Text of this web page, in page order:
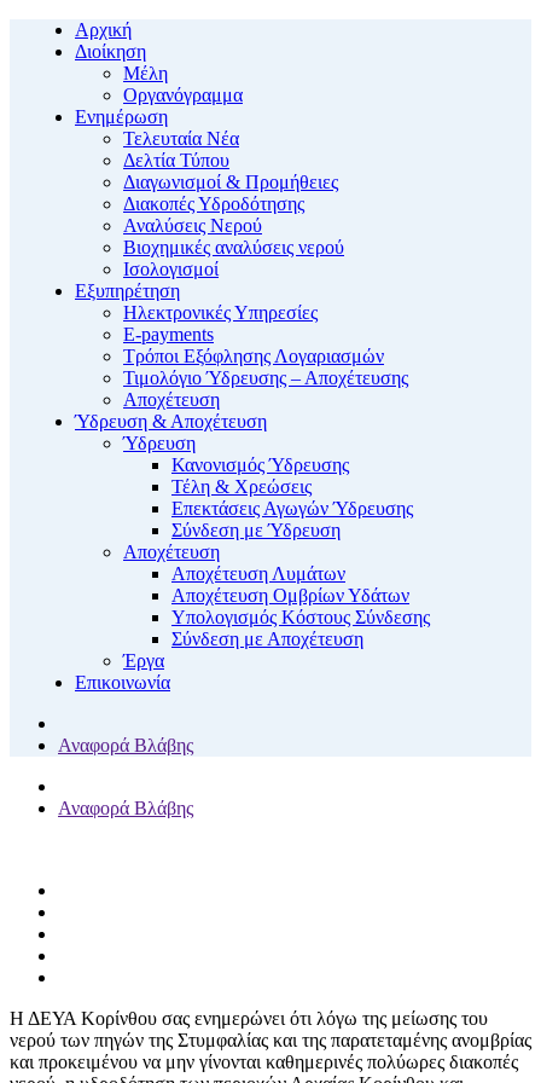
Αρχική
Διοίκηση
Μέλη
Οργανόγραμμα
Ενημέρωση
Τελευταία Νέα
Δελτία Τύπου
Διαγωνισμοί & Προμήθειες
Διακοπές Υδροδότησης
Αναλύσεις Νερού
Βιοχημικές αναλύσεις νερού
Ισολογισμοί
Εξυπηρέτηση
Ηλεκτρονικές Υπηρεσίες
E-payments
Τρόποι Εξόφλησης Λογαριασμών
Τιμολόγιο Ύδρευσης – Αποχέτευσης
Αποχέτευση
Ύδρευση & Αποχέτευση
Ύδρευση
Κανονισμός Ύδρευσης
Τέλη & Χρεώσεις
Επεκτάσεις Αγωγών Ύδρευσης
Σύνδεση με Ύδρευση
Αποχέτευση
Αποχέτευση Λυμάτων
Αποχέτευση Ομβρίων Υδάτων
Υπολογισμός Κόστους Σύνδεσης
Σύνδεση με Αποχέτευση
Έργα
Επικοινωνία
Αναφορά Βλάβης
Αναφορά Βλάβης
Η ΔΕΥΑ Κορίνθου σας ενημερώνει ότι λόγω της μείωσης του
νερού των πηγών της Στυμφαλίας και της παρατεταμένης ανομβρίας
και προκειμένου να μην γίνονται καθημερινές πολύωρες διακοπές